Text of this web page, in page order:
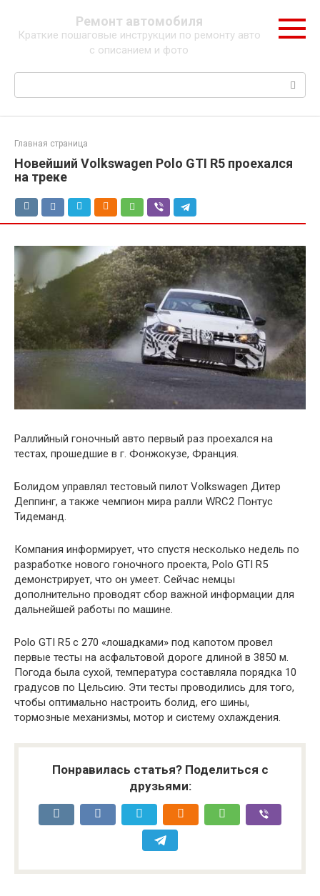
контенту
Ремонт автомобиля
Краткие пошаговые инструкции по ремонту авто
с описанием и фото
Поиск:
Главная страница
Новейший Volkswagen Polo GTI R5 проехался
на треке
Раллийный гоночный авто первый раз проехался на
тестах, прошедшие в г. Фонжокузе, Франция.
Болидом управлял тестовый пилот Volkswagen Дитер
Деппинг, а также чемпион мира ралли WRC2 Понтус
Тидеманд.
Компания информирует, что спустя несколько недель по
разработке нового гоночного проекта, Polo GTI R5
демонстрирует, что он умеет. Сейчас немцы
дополнительно проводят сбор важной информации для
дальнейшей работы по машине.
Polo GTI R5 с 270 «лошадками» под капотом провел
первые тесты на асфальтовой дороге длиной в 3850 м.
Погода была сухой, температура составляла порядка 10
градусов по Цельсию. Эти тесты проводились для того,
чтобы оптимально настроить болид, его шины,
тормозные механизмы, мотор и систему охлаждения.
Понравилась статья? Поделиться с
друзьями: